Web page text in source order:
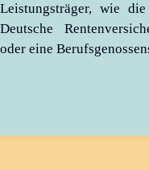
Leistungsträger, wie
Deutsche
oder eine